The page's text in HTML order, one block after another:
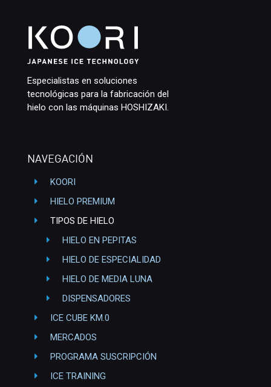
Especialistas en soluciones
tecnológicas para la fabricación del
hielo con las máquinas HOSHIZAKI.
NAVEGACIÓN
KOORI
HIELO PREMIUM
TIPOS DE HIELO
HIELO EN PEPITAS
HIELO DE ESPECIALIDAD
HIELO DE MEDIA LUNA
DISPENSADORES
ICE CUBE KM.0
MERCADOS
PROGRAMA SUSCRIPCIÓN
ICE TRAINING